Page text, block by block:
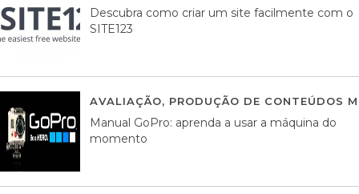
Descubra como criar um site facilmente com o
SITE123
AVALIAÇÃO, PRODUÇÃO DE CONTEÚDOS
Manual GoPro: aprenda a usar a máquina do
momento